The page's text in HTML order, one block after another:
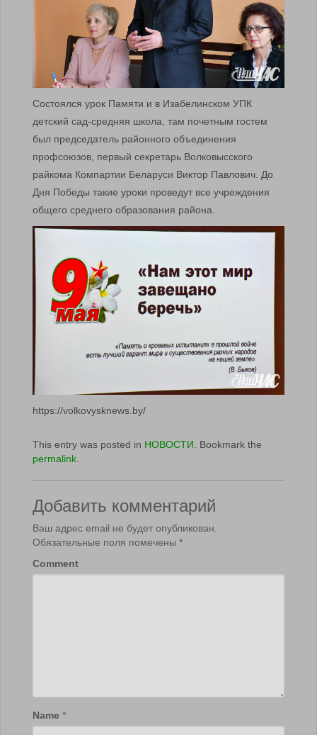
Состоялся урок Памяти и в Изабелинском УПК
детский сад-средняя школа, там почетным гостем
был председатель районного объединения
профсоюзов, первый секретарь Волковысского
райкома Компартии Беларуси Виктор Павлович. До
Дня Победы такие уроки проведут все учреждения
общего среднего образования района.
https://volkovysknews.by/
This entry was posted in НОВОСТИ . Bookmark the
permalink
Добавить комментарий
Ваш адрес email не будет опубликован.
Обязательные поля помечены *
Comment
Name *